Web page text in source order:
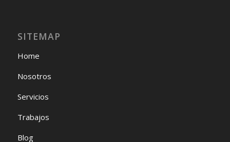
SITEMAP
Home
Nosotros
Servicios
Trabajos
Blog